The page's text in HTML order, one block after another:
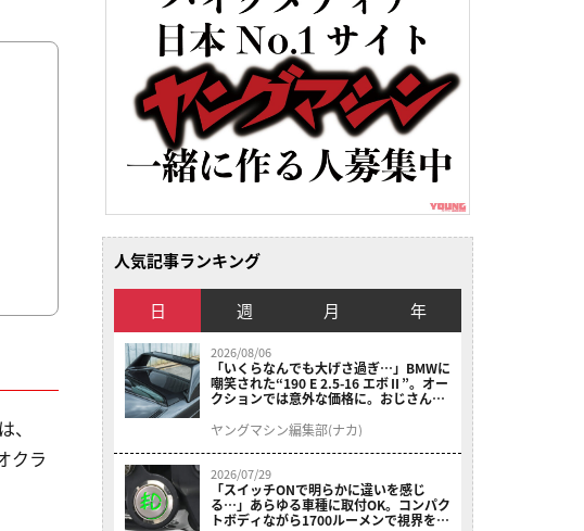
クラ
人気記事ランキング
日 週 月 年
2026/08/06
「いくらなんでも大げさ過ぎ…」BMWに
嘲笑された“190 E 2.5-16 エボⅡ”。オー
クションでは意外な価格に。おじさん達
ヤングマシン編集部(ナカ)
2026/07/29
「スイッチONで明らかに違いを感じ
る…」あらゆる車種に取付OK。コンパク
トボディながら1700ルーメンで視界を確